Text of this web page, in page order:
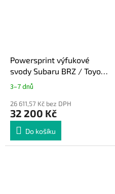
Powersprint výfukové
svody Subaru BRZ / Toyota
GT86
3–7 dnů
26 611,57 Kč bez DPH
32 200 Kč
Do košíku